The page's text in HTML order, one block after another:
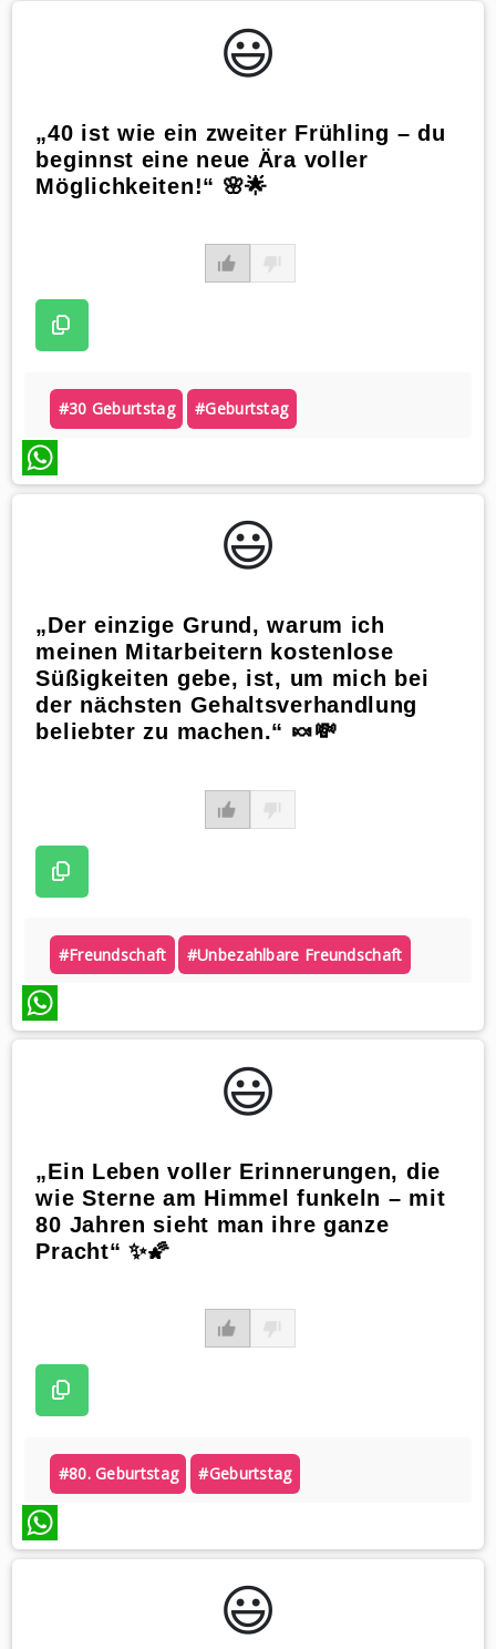
😃️
„40 ist wie ein zweiter Frühling – du
beginnst eine neue Ära voller
Möglichkeiten!“ 🌸🌟
#30 Geburtstag #geburtstag
WhatsApp
😃️
„Der einzige Grund, warum ich
meinen Mitarbeitern kostenlose
Süßigkeiten gebe, ist, um mich bei
der nächsten Gehaltsverhandlung
beliebter zu machen.“ 🍬💸
#freundschaft #unbezahlbare Freundschaft
WhatsApp
😃️
„Ein Leben voller Erinnerungen, die
wie Sterne am Himmel funkeln – mit
80 Jahren sieht man ihre ganze
Pracht“ ✨🌠
#80. Geburtstag #geburtstag
WhatsApp
😃️